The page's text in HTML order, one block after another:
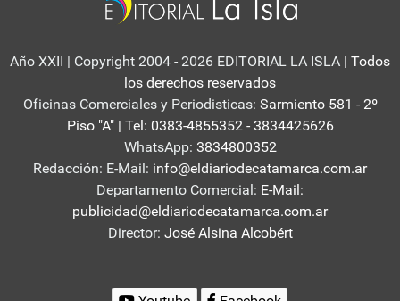
Año XXII | Copyright 2004 - 2026 EDITORIAL LA ISLA | Todos
los derechos reservados
Oficinas Comerciales y Periodisticas: Sarmiento 581 - 2º
Piso "A" | Tel: 0383-4855352 - 3834425626
WhatsApp: 3834800352
Redacción: E-Mail: info@eldiariodecatamarca.com.ar
Departamento Comercial: E-Mail:
publicidad@eldiariodecatamarca.com.ar
Director: José Alsina Alcobért